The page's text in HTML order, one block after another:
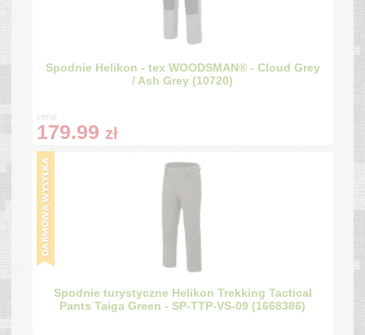
Spodnie Helikon - tex WOODSMAN® - Cloud Grey
/ Ash Grey (10720)
cena:
179.99 zł
Spodnie turystyczne Helikon Trekking Tactical
Pants Taiga Green - SP-TTP-VS-09 (1668386)